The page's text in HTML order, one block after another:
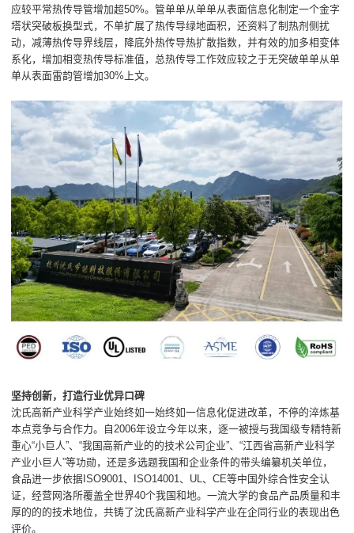
应较平常热传导管增加超50%。管单单从单单从表面信息化制定一个金字
塔状突破板换型式，不单扩展了热传导绿地面积，还资料了制热剂侧扰
动，减薄热传导界线层，降底外热传导热扩散指数，并有效的加多相变体
系化，增加相变热传导标准值，总热传导工作效应较之于无突破单单从单
单从表面雷韵管增加30%上文。
坚持创新，打造行业优异口碑
沈氏高新产业科学产业始终如一始终如一信息化促进改革，不停的淬炼基
本点竞争与合作力。自2006年设立今年以来，逐一被授与我国级专精特新
重心“小巨人”、“我国高新产业的的技术公司企业”、“江西省高新产业科学
产业小巨人”等功勋，还是多选题我国和企业条件的带头编纂机关单位，
食品进一步依据ISO9001、ISO14001、UL、CE等中国外综合性安全认
证，经营网洛所覆盖全世界40个我国和地。一流大学的食品产品质量和丰
厚的的的技术地位，共铸了沈氏高新产业科学产业在企同行业的表现出色
评价。